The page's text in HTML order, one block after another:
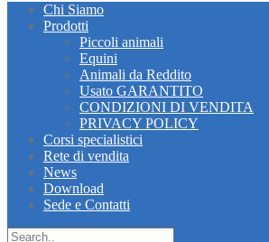
Chi Siamo
Prodotti
Piccoli animali
Equini
Animali da Reddito
Usato GARANTITO
CONDIZIONI DI VENDITA
PRIVACY POLICY
Corsi specialistici
Rete di vendita
News
Download
Sede e Contatti